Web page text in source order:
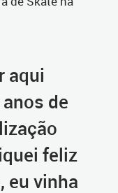
aqui
de
feliz
eu vinha